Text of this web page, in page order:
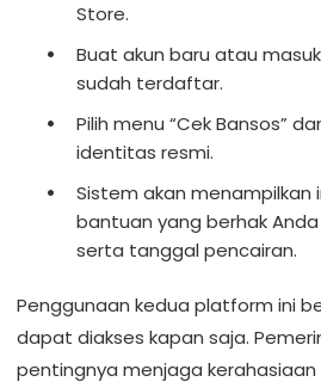
Store.
Buat akun baru atau
sudah terdaftar.
Pilih menu “Cek Bansos”
identitas resmi.
Sistem akan menampilkan
bantuan yang berhak
serta tanggal pencairan.
Penggunaan kedua platform ini
dapat diakses kapan saja.
pentingnya menjaga